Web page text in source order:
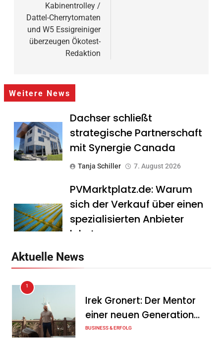
Kabinentrolley /
Dattel-Cherrytomaten
und W5 Essigreiniger
überzeugen Ökotest-
Redaktion
Weitere News
Dachser schließt
strategische Partnerschaft
mit Synergie Canada
Tanja Schiller 7. August 2026
PVMarktplatz.de: Warum
sich der Verkauf über einen
spezialisierten Anbieter
lohnt
Mitarbeitergespräch pro
Jahr nichts verändert – und
was stattdessen
Aktuelle News
1
Irek Gronert: Der Mentor
einer neuen Generation
von Unternehmern
BUSINESS & ERFOLG